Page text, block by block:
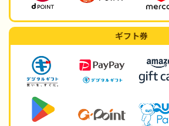
ギフト券